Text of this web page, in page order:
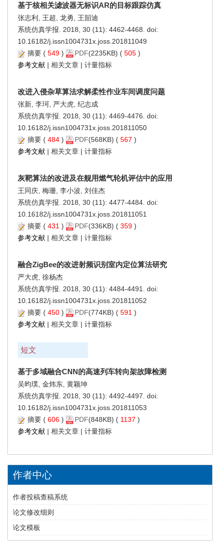
基于核相关滤波器无标识AR的目标跟踪仿真
张志利, 王超, 龙勇, 王韶迪
系统仿真学报. 2018, 30 (11): 4462-4468. doi:
10.16182/j.issn1004731x.joss.201811049
摘要 ( 549 ) PDF(2235KB) ( 505 )
参考文献 | 相关文章 | 计量指标
改进入侵杂草算法求解柔性作业车间调度问题
张新, 李珂, 严大虎, 纪志成
系统仿真学报. 2018, 30 (11): 4469-4476. doi:
10.16182/j.issn1004731x.joss.201811050
摘要 ( 484 ) PDF(568KB) ( 567 )
参考文献 | 相关文章 | 计量指标
灰靶算法的改进及在舰用燃气轮机评估中的应用
王同庆, 梅珊, 李小波, 刘佳杰
系统仿真学报. 2018, 30 (11): 4477-4484. doi:
10.16182/j.issn1004731x.joss.201811051
摘要 ( 431 ) PDF(336KB) ( 359 )
参考文献 | 相关文章 | 计量指标
融合ZigBee的改进射频识别室内定位算法研究
严大虎, 徐杨杰
系统仿真学报. 2018, 30 (11): 4484-4491. doi:
10.16182/j.issn1004731x.joss.201811052
摘要 ( 450 ) PDF(774KB) ( 591 )
参考文献 | 相关文章 | 计量指标
短文
基于多域融合CNN的高速列车转向架故障检测
吴昀璞, 金炜东, 黄颖坤
系统仿真学报. 2018, 30 (11): 4492-4497. doi:
10.16182/j.issn1004731x.joss.201811053
摘要 ( 606 ) PDF(848KB) ( 1137 )
参考文献 | 相关文章 | 计量指标
作者中心
作者投稿查稿系统
论文修改细则
论文模板